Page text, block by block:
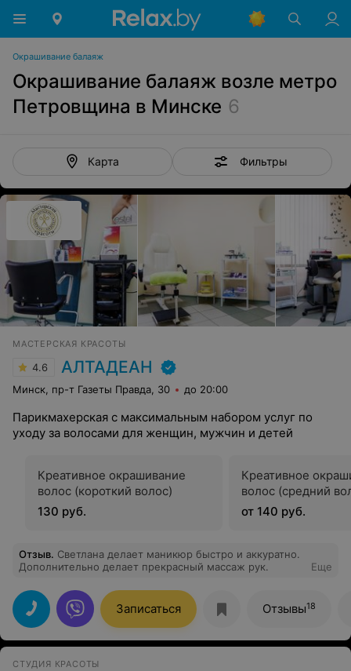
Окрашивание балаяж
Окрашивание балаяж возле метро
Петровщина в Минске 6
Карта Фильтры
МАСТЕРСКАЯ КРАСОТЫ
4.6 АЛТАДЕАН
Минск, пр-т Газеты Правда, 30 до 20:00
Парикмахерская с максимальным набором услуг по
уходу за волосами для женщин, мужчин и детей
Креативное окрашивание
волос (короткий волос)
130 руб.
Креативное
волос (средний
от 140 руб.
Отзыв. Светлана делает маникюр быстро и аккуратно.
Дополнительно делает прекрасный массаж рук.
Еще
Записаться Отзывы18
СТУДИЯ КРАСОТЫ